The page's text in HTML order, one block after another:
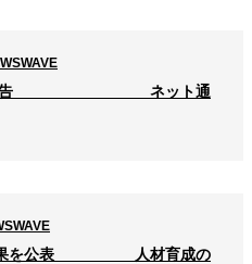
相談報告 ネット通
結果を公表 人材育成の